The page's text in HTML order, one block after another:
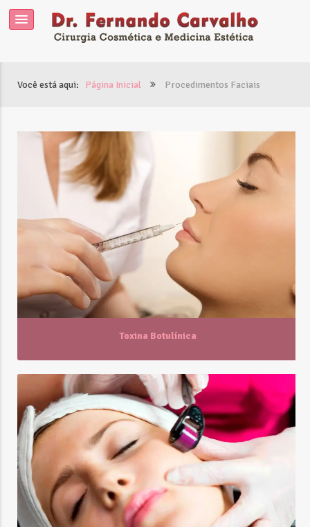
Você está aqui: Página Inicial Procedimentos Faciais
Toxina Botulínica